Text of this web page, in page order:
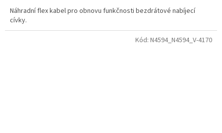
Náhradní flex kabel pro obnovu funkčnosti bezdrátové nabíjecí
cívky.
Kód: N4594_N4594_V-4170